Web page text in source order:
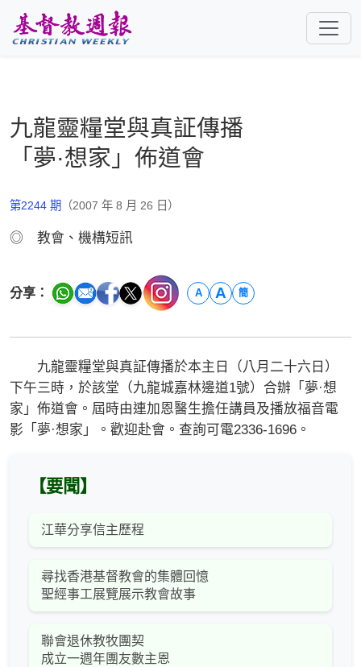
九龍靈糧堂與真証傳播
「夢·想家」佈道會
第2244 期 （2007 年 8 月 26 日）
◎ 教會、機構短訊
分享： A A 簡
九龍靈糧堂與真証傳播於本主日（八月二十六日）
下午三時，於該堂（九龍城嘉林邊道1號）合辦「夢·想
家」佈道會。屆時由連加恩醫生擔任講員及播放福音電
影「夢·想家」。歡迎赴會。查詢可電2336-1696。
【要聞】
江華分享信主歷程
尋找香港基督教會的集體回憶
聖經事工展覽展示教會故事
聯會退休教牧團契
成立一週年團友數主恩